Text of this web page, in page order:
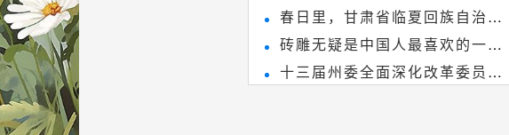
春花烂漫
春日里，甘肃省临夏回族自治州
境内的刘家峡大桥，壮观美丽!
砖雕无疑是中国人最喜欢的一种
雕刻艺术，它不仅是民间实用美术
十三届州委全面深化改革委员会